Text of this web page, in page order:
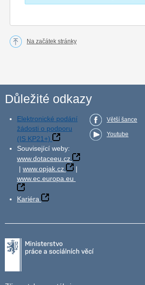
Na začátek stránky
Důležité odkazy
Elektronické podání
žádosti o podporu
(IS KP21+)
Související weby:
www.dotaceeu.cz
| www.opjak.cz
|
www.ec.europa.eu
Kariéra
Větší šance
Youtube